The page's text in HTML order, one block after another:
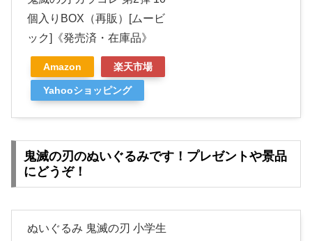
個入りBOX（再販）[ムービ
ック]《発売済・在庫品》
Amazon 楽天市場
Yahooショッピング
鬼滅の刃のぬいぐるみです！プレゼントや景品
にどうぞ！
ぬいぐるみ 鬼滅の刃 小学生